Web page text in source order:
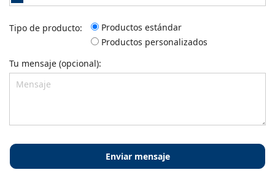
Tipo de producto:
Productos estándar
Productos personalizados
Tu mensaje (opcional):